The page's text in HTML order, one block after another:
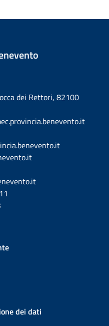
dei Rettori, 82100
dei dati